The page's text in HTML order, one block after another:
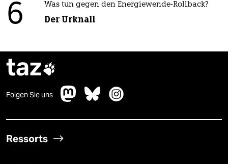
6 Was tun gegen den Energiewende-Rollback?
Der Urknall
taz
Folgen Sie uns
Ressorts